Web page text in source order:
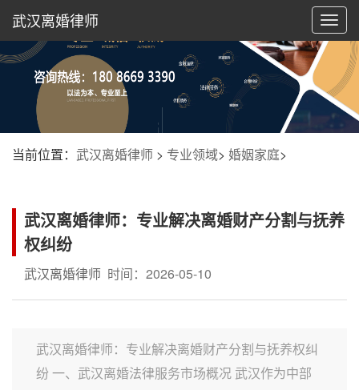
切
换
航
武汉离婚律师
当前位置： 武汉离婚律师 > 专业领域> 婚姻家庭>
武汉离婚律师：专业解决离婚财产分割与抚养
权纠纷
武汉离婚律师 时间：2026-05-10
武汉离婚律师：专业解决离婚财产分割与抚养权纠
纷 一、武汉离婚法律服务市场概况 武汉作为中部